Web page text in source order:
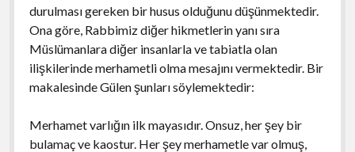
durulması gereken bir husus olduğunu düşünmektedir.
Ona göre, Rabbimiz diğer hikmetlerin yanı sıra
Müslümanlara diğer insanlarla ve tabiatla olan
ilişkilerinde merhametli olma mesajını vermektedir. Bir
makalesinde Gülen şunları söylemektedir:
Merhamet varlığın ilk mayasıdır. Onsuz, her şey bir
bulamaç ve kaostur. Her şey merhametle var olmuş,